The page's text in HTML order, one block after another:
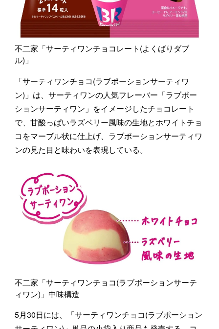
不二家「サーティワンチョコレート(よくばりダブ
ル)」
「サーティワンチョコ(ラブポーションサーティワ
ン)」は、サーティワンの人気フレーバー「ラブポー
ションサーティワン」をイメージしたチョコレート
で、甘酸っぱいラズベリー風味の生地とホワイトチョ
コをマーブル状に仕上げ、ラブポーションサーティワ
ンの見た目と味わいを表現している。
不二家「サーティワンチョコ(ラブポーションサーテ
ィワン)」中味構造
5月30日には、「サーティワンチョコ(ラブポーション